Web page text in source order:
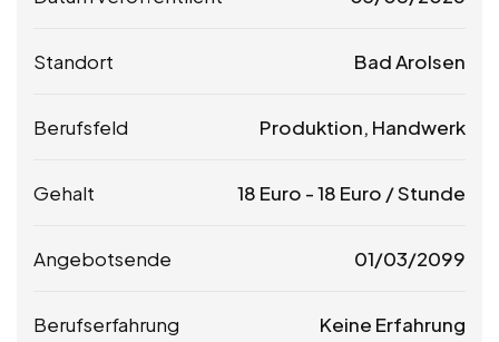
Standort Bad Arolsen
Berufsfeld Produktion, Handwerk
Gehalt 18 Euro -18 Euro / Stunde
Angebotsende 01/03/2099
Berufserfahrung Keine Erfahrung